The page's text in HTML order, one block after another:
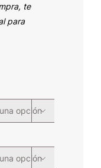
te
para

